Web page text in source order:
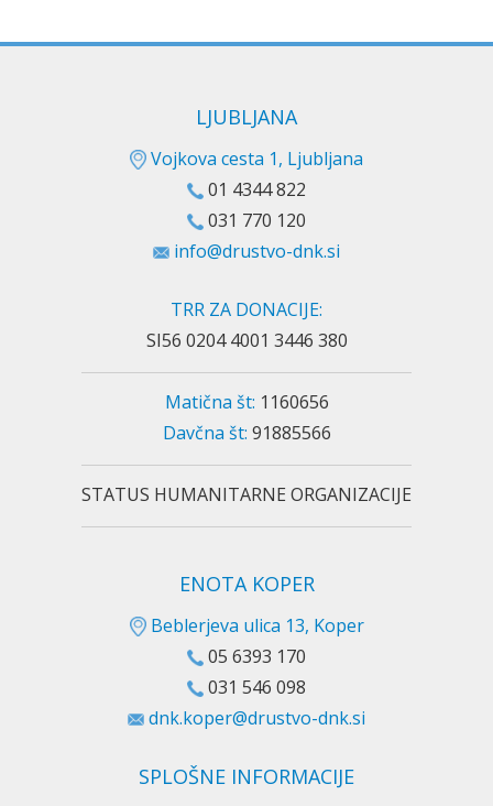
LJUBLJANA
Vojkova cesta 1, Ljubljana
01 4344 822
031 770 120
info@drustvo-dnk.si
TRR ZA DONACIJE:
SI56 0204 4001 3446 380
Matična št: 1160656
Davčna št: 91885566
STATUS HUMANITARNE ORGANIZACIJE
ENOTA KOPER
Beblerjeva ulica 13, Koper
05 6393 170
031 546 098
dnk.koper@drustvo-dnk.si
SPLOŠNE INFORMACIJE